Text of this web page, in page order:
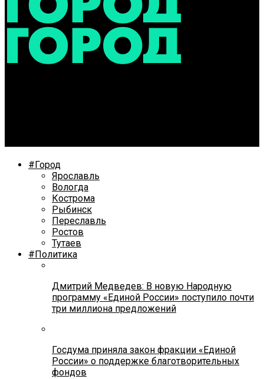
#Город
Ярославль
Вологда
Кострома
Рыбинск
Переславль
Ростов
Тутаев
#Политика
Дмитрий Медведев: В новую Народную
программу «Единой России» поступило почти
три миллиона предложений
Госдума приняла закон фракции «Единой
России» о поддержке благотворительных
фондов